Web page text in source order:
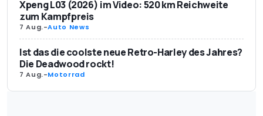
Xpeng L03 (2026) im Video: 520 km Reichweite
zum Kampfpreis
7 Aug.-Auto News
Ist das die coolste neue Retro-Harley des Jahres?
Die Deadwood rockt!
7 Aug.-Motorrad